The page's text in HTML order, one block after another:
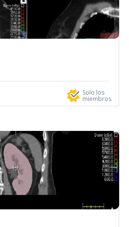
Solo los
miembros